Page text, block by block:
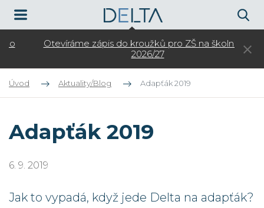
Otevíráme zápis do kroužků pro ZŠ na školní rok
2026/27
Úvod Aktuality/Blog Adapťák 2019
Adapťák 2019
6. 9. 2019
Jak to vypadá, když jede Delta na adapťák?